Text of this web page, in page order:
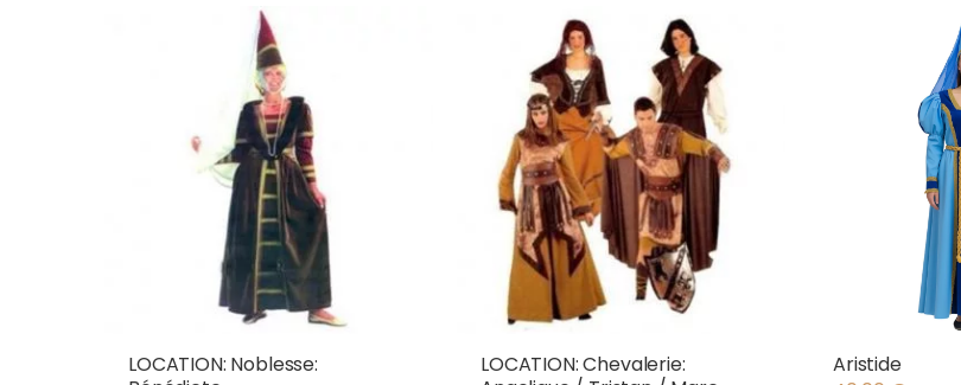
LOCATION: Noblesse:
LOCATION: Chevalerie:
Aristide